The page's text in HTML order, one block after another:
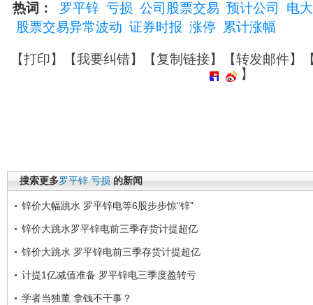
热词： 罗平锌 亏损 公司股票交易 预计公司
电大
股票交易异常波动 证券时报 涨停 累计涨幅
【打印】【我要纠错】【复制链接】【转发邮件】
】
搜索更多罗平锌 亏损 的新闻
锌价大幅跳水 罗平锌电等6股步步惊“锌”
锌价大跳水罗平锌电前三季存货计提超亿
锌价大跳水 罗平锌电前三季存货计提超亿
计提1亿减值准备 罗平锌电三季度盈转亏
学者当独董 拿钱不干事？